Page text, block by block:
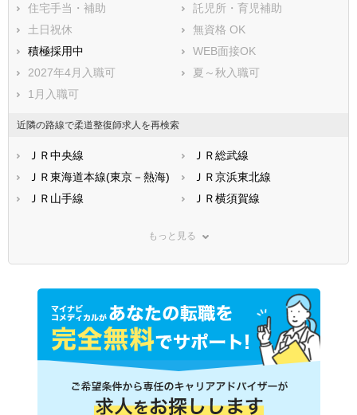
住宅手当・補助
託児所・育児補助
土日祝休
無資格 OK
積極採用中
WEB面接OK
2027年4月入職可
夏～秋入職可
1月入職可
近隣の路線で柔道整復師求人を再検索
ＪＲ中央線
ＪＲ総武線
ＪＲ東海道本線(東京－熱海)
ＪＲ京浜東北線
ＪＲ山手線
ＪＲ横須賀線
ＪＲ青梅線
ＪＲ五日市線
ＪＲ八高線
ＪＲ埼京線
ＪＲ高崎線
ＪＲ京葉線(東京－蘇我)
ＪＲ中央本線(東京－松本)
ＪＲ湘南新宿ライン線(赤羽
－武蔵小杉)
西武新宿線
西武池袋線
西武有楽町線
西武国分寺線
もっと見る